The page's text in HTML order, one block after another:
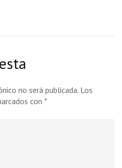
no será publicada. Los
con *